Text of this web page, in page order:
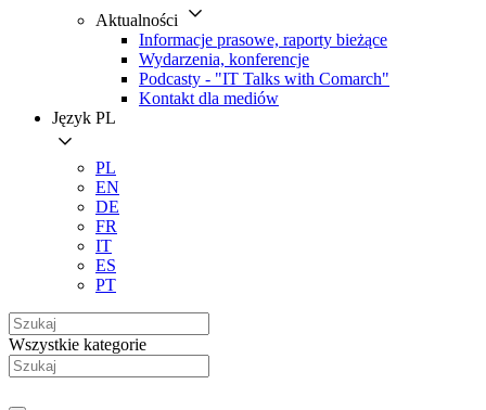
Aktualności
Informacje prasowe, raporty bieżące
Wydarzenia, konferencje
Podcasty - "IT Talks with Comarch"
Kontakt dla mediów
Język PL
PL
EN
DE
FR
IT
ES
PT
Wszystkie kategorie